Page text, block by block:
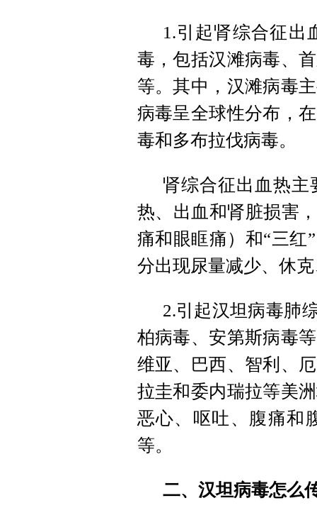
1.引起肾综合征出
毒，包括汉滩病毒、
等。其中，汉滩病毒
病毒呈全球性分布，
毒和多布拉伐病毒。
肾综合征出血热
热、出血和肾脏损害
痛和眼眶痛）和“三红
分出现尿量减少、休
2.引起汉坦病毒肺
柏病毒、安第斯病毒
维亚、巴西、智利、
拉圭和委内瑞拉等美
恶心、呕吐、腹痛和
等。
二、 汉坦病毒怎么